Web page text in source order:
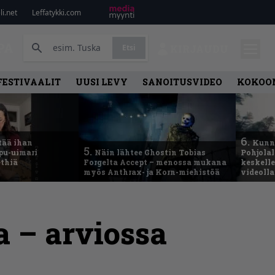
Leffatykki.com
UUSI LEVY SANOITUSVIDEO
ihan
uimari
5. Näin lähtee Ghostin Tobias
Forgelta Accept – menossa mukana
myös Anthrax- ja Korn-miehistöä
6.
– arviossa